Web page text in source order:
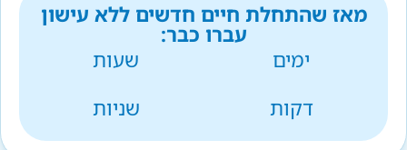
מאז שהתחלת חיים חדשים ללא עישון
עברו כבר:
ימים
שעות
דקות
שניות